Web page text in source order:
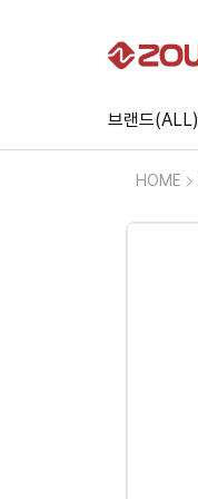
브랜드(ALL)
HOME